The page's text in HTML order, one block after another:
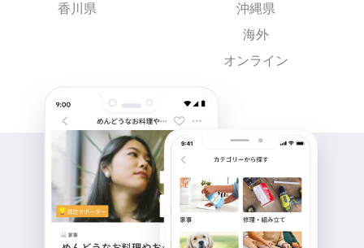
香川県
沖縄県
海外
オンライン